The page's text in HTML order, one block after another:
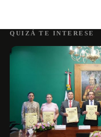
QUIZÁ TE INTERESE